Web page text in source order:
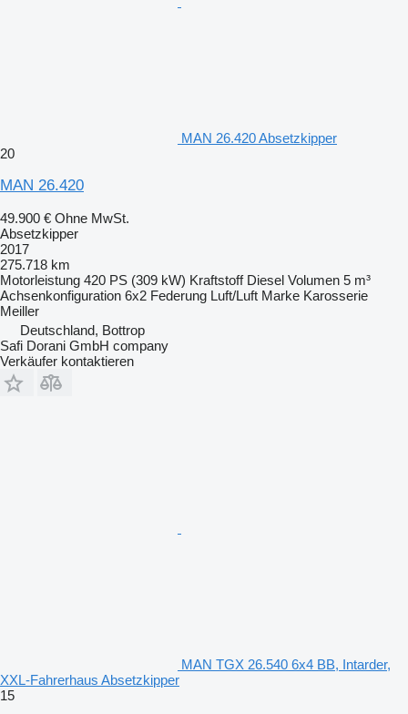
MAN 26.420 Absetzkipper
20
MAN 26.420
49.900 € Ohne MwSt.
Absetzkipper
2017
275.718 km
Motorleistung 420 PS (309 kW) Kraftstoff Diesel Volumen 5 m³
Achsenkonfiguration 6x2 Federung Luft/Luft Marke Karosserie
Meiller
Deutschland, Bottrop
Safi Dorani GmbH company
Verkäufer kontaktieren
MAN TGX 26.540 6x4 BB, Intarder,
XXL-Fahrerhaus Absetzkipper
15